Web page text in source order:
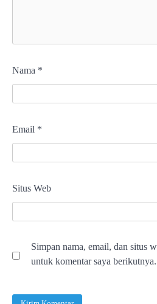
Nama *
Email *
Situs Web
Simpan nama, email, dan situs
untuk komentar saya berikutnya.